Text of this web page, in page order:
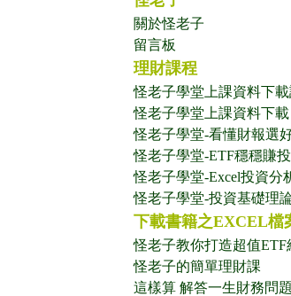
關於怪老子
留言板
理財課程
怪老子學堂上課資料下載
怪老子學堂上課資料下載
怪老子學堂-看懂財報選
怪老子學堂-ETF穩穩賺
怪老子學堂-Excel投資分
怪老子學堂-投資基礎理
下載書籍之EXCEL檔
怪老子教你打造超值ETF
怪老子的簡單理財課
這樣算 解答一生財務問題